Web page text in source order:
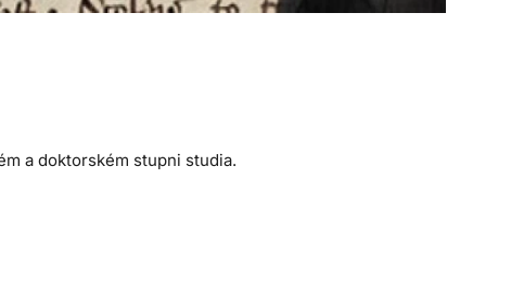
a doktorském stupni studia.